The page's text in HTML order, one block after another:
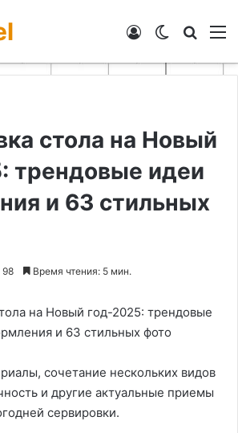
Switch skin
Войти
стола на Новый
трендовые идеи
и 63 стильных
98 Время чтения: 5 мин.
сочетание нескольких видов
и другие актуальные приемы
сервировки.